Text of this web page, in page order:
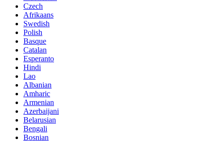
Czech
Afrikaans
Swedish
Polish
Basque
Catalan
Esperanto
Hindi
Lao
Albanian
Amharic
Armenian
Azerbaijani
Belarusian
Bengali
Bosnian